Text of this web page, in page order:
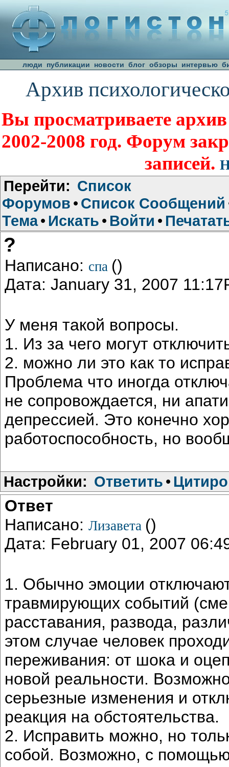
люди публикации новости блог обзоры интервью
Архив
Вы просматриваете
2002-2008 год. Форум
записей.
Перейти: Список
Форумов • Список Сообщений
Тема• Искать • Войти •
?
Написано: спа ()
Дата: January 31, 2007
У меня такой вопросы.
1. Из за чего могут
2. можно ли это как то
Проблема что иногда
не сопровождается, ни
депрессией. Это конечно
работоспособность, но
Настройки: Ответить •
Ответ
Написано: Лизавета ()
Дата: February 01, 2007
1. Обычно эмоции
травмирующих событий
расставания, развода,
этом случае человек
переживания: от шока и
новой реальности.
серьезные изменения и
реакция на обстоятельства.
2. Исправить можно, но
собой. Возможно, с помощью